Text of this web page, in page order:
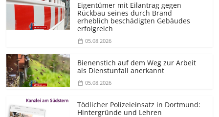
Eigentümer mit Eilantrag gegen
Rückbau seines durch Brand
erheblich beschädigten Gebäudes
erfolgreich
05.08.2026
Bienenstich auf dem Weg zur Arbeit
als Dienstunfall anerkannt
05.08.2026
Tödlicher Polizeieinsatz in Dortmund:
Hintergründe und Lehren